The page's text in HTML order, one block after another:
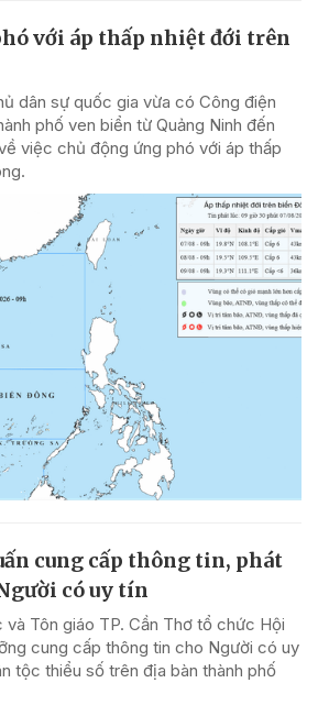
với áp thấp nhiệt đới trên
dân sự quốc gia vừa có Công điện
phố ven biển từ Quảng Ninh đến
việc chủ động ứng phó với áp thấp
cung cấp thông tin, phát
có uy tín
Tôn giáo TP. Cần Thơ tổ chức Hội
cung cấp thông tin cho Người có uy
tộc thiểu số trên địa bàn thành phố